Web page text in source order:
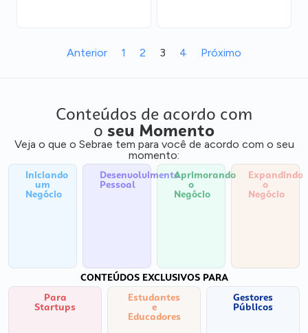
Anterior 1 2 3 4 Próximo
Conteúdos de acordo com
o seu Momento
Veja o que o Sebrae tem para você de acordo com o seu
momento:
Iniciando
um
Negócio
Desenvolvimento
Pessoal
Aprimorando
o
Negócio
Expandindo
o
Negócio
CONTEÚDOS EXCLUSIVOS PARA
Para
Startups
Estudantes
e
Educadores
Gestores
Públicos